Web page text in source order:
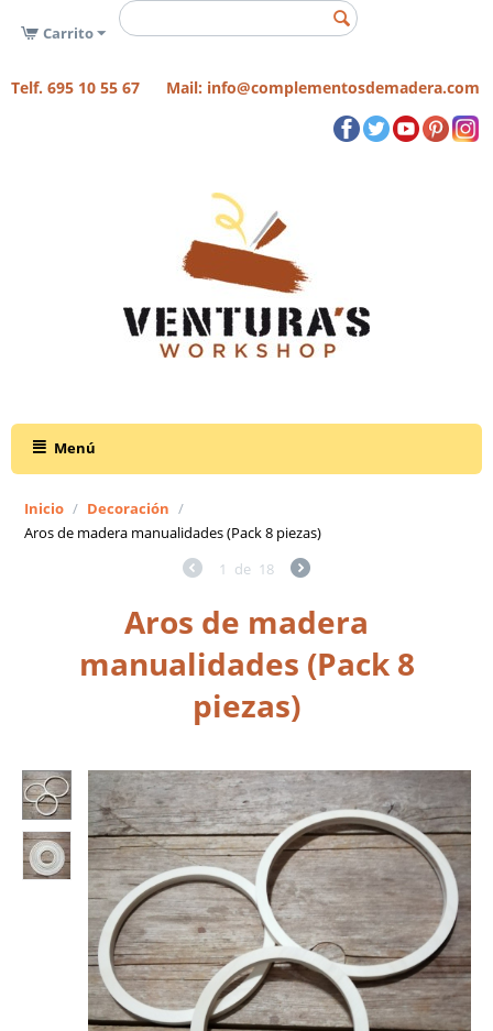
Carrito
Telf. 695 10 55 67 Mail: info@complementosdemadera.com
Menú
Inicio / Decoración /
Aros de madera manualidades (Pack 8 piezas)
1 de 18
Aros de madera
manualidades (Pack 8
piezas)